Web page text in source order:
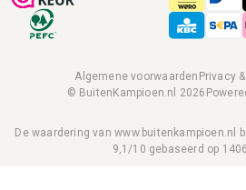
Algemene voorwaarden Privacy
© BuitenKampioen.nl 2026
De waardering van www.buitenkampioen.nl
9,1/10 gebaseerd op